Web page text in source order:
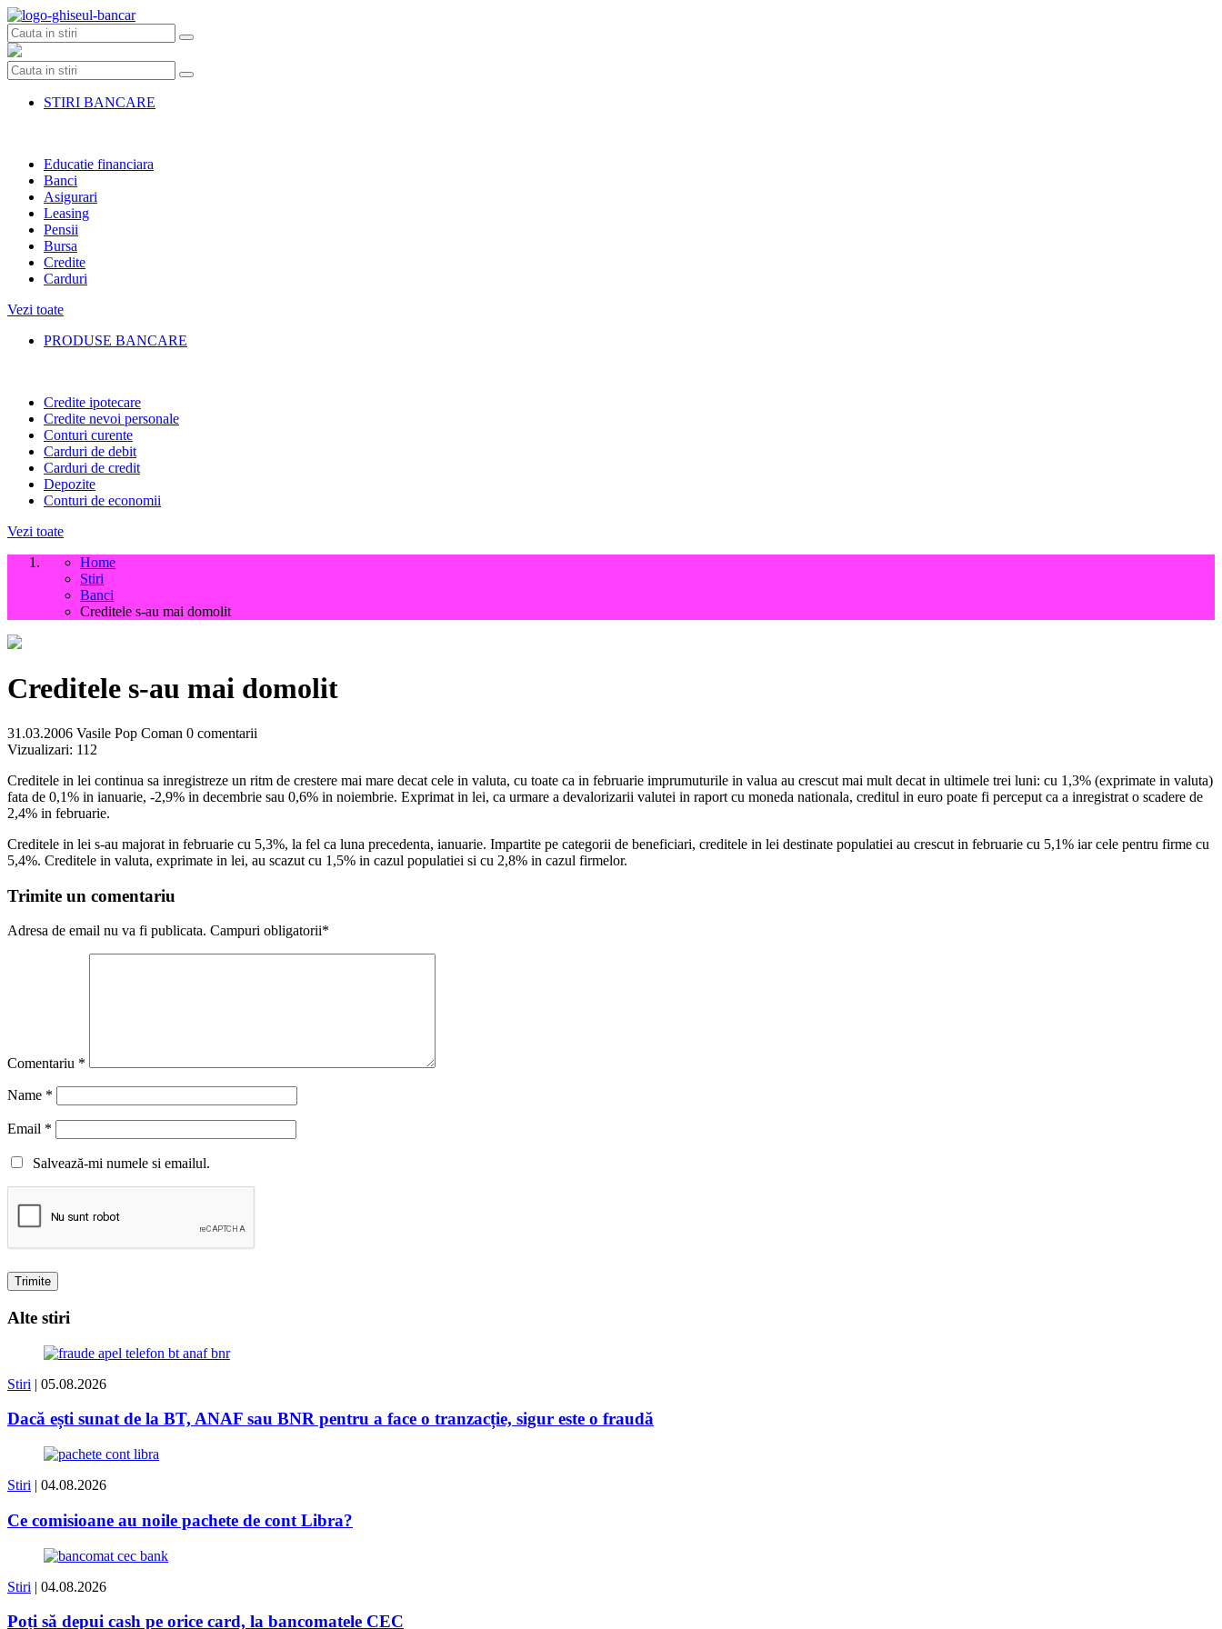
Skip
to
content
STIRI BANCARE
Educatie financiara
Banci
Asigurari
Leasing
Pensii
Bursa
Credite
Carduri
Vezi toate
PRODUSE BANCARE
Credite ipotecare
Credite nevoi personale
Conturi curente
Carduri de debit
Carduri de credit
Depozite
Conturi de economii
Vezi toate
Home
Stiri
Banci
Creditele s-au mai domolit
Creditele s-au mai domolit
31.03.2006 Vasile Pop Coman 0 comentarii
Vizualizari: 112
Creditele in lei continua sa inregistreze un ritm de crestere mai mare decat cele in valuta, cu toate ca in februarie imprumuturile in valua au crescut mai mult decat in ultimele trei luni: cu 1,3% (exprimate in valuta)
fata de 0,1% in ianuarie, -2,9% in decembrie sau 0,6% in noiembrie. Exprimat in lei, ca urmare a devalorizarii valutei in raport cu moneda nationala, creditul in euro poate fi perceput ca a inregistrat o scadere de
2,4% in februarie.
Creditele in lei s-au majorat in februarie cu 5,3%, la fel ca luna precedenta, ianuarie. Impartite pe categorii de beneficiari, creditele in lei destinate populatiei au crescut in februarie cu 5,1% iar cele pentru firme cu
5,4%. Creditele in valuta, exprimate in lei, au scazut cu 1,5% in cazul populatiei si cu 2,8% in cazul firmelor.
Trimite un comentariu
Adresa de email nu va fi publicata. Campuri obligatorii*
Comentariu *
Name *
Email *
Salvează-mi numele si emailul.
Alte stiri
Stiri | 05.08.2026
Dacă ești sunat de la BT, ANAF sau BNR pentru a face o tranzacție, sigur este o fraudă
Stiri | 04.08.2026
Ce comisioane au noile pachete de cont Libra?
Stiri | 04.08.2026
Poți să depui cash pe orice card, la bancomatele CEC